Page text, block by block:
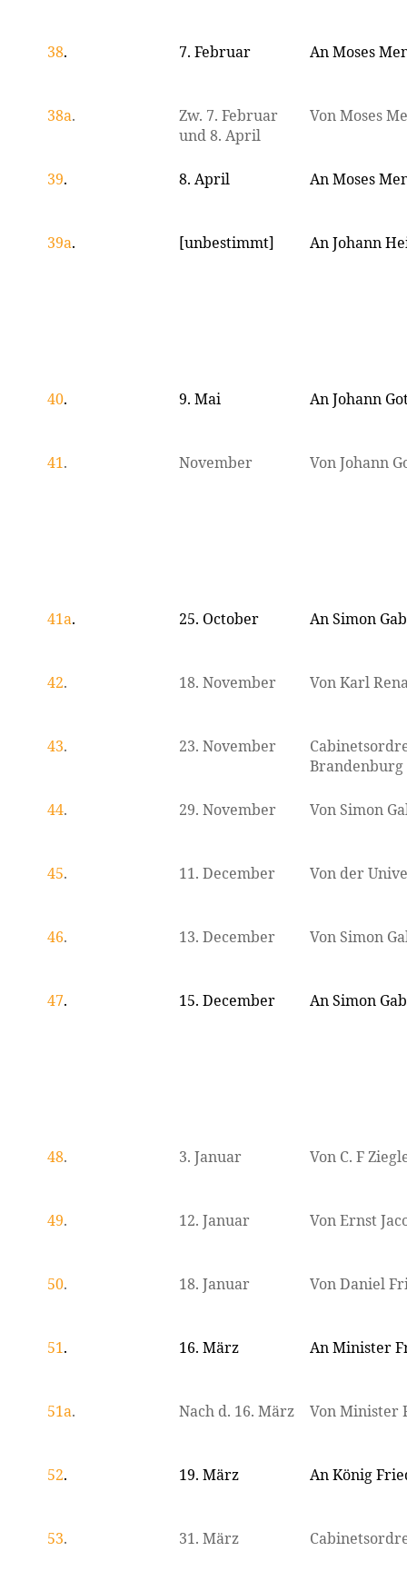
38. 7. Februar An Moses
38a.
Zw. 7. Februar
und 8. April
Von Moses
39. 8. April An Moses
39a. [unbestimmt] An Johann
40. 9. Mai An Johann
41. November Von Johann
41a. 25. October An Simon
42. 18. November Von Karl
43. 23. November
Brandenburg
44. 29. November Von Simon
45. 11. December Von der
46. 13. December Von Simon
47. 15. December An Simon
48. 3. Januar Von C. F
49. 12. Januar Von Ernst
50. 18. Januar Von Daniel
51. 16. März An Minister
51a. Nach d. 16. März Von Minister
52. 19. März An König
53. 31. März